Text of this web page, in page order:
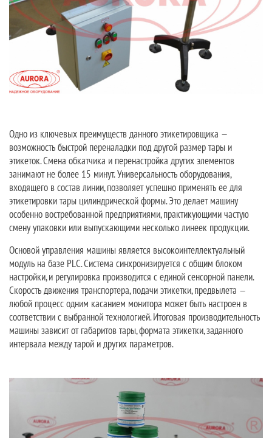
Одно из ключевых преимуществ данного этикетировщика —
возможность быстрой переналадки под другой размер тары и
этикеток. Смена обкатчика и перенастройка других элементов
занимают не более 15 минут. Универсальность оборудования,
входящего в состав линии, позволяет успешно применять ее для
этикетировки тары цилиндрической формы. Это делает машину
особенно востребованной предприятиями, практикующими частую
смену упаковки или выпускающими несколько линеек продукции.
Основой управления машины является высокоинтеллектуальный
модуль на базе PLC. Система синхронизируется с общим блоком
настройки, и регулировка производится с единой сенсорной панели.
Скорость движения транспортера, подачи этикетки, предвылета —
любой процесс одним касанием монитора может быть настроен в
соответствии с выбранной технологией. Итоговая производительность
машины зависит от габаритов тары, формата этикетки, заданного
интервала между тарой и других параметров.